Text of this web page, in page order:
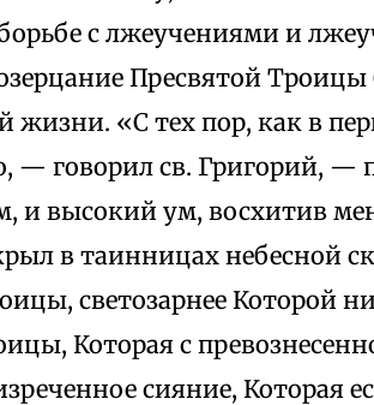
с лжеучениями и
Пресвятой
жизни. «С тех пор, как в
— говорил св. Григорий, —
и высокий ум, восхитив
в таинницах небесной
светозарнее Которой
Которая с
сияние, Которая